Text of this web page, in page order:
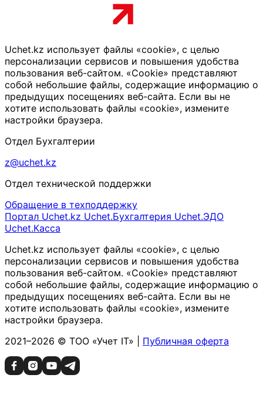
Uchet.kz использует файлы «cookie», с целью
персонализации сервисов и повышения удобства
пользования веб-сайтом. «Cookie» представляют
собой небольшие файлы, содержащие информацию о
предыдущих посещениях веб-сайта. Если вы не
хотите использовать файлы «cookie», измените
настройки браузера.
Отдел Бухгалтерии
z@uchet.kz
Отдел технической поддержки
Обращение в техподдержку
Портал Uchet.kz Uchet.Бухгалтерия Uchet.ЭДО
Uchet.Касса
Uchet.kz использует файлы «cookie», с целью
персонализации сервисов и повышения удобства
пользования веб-сайтом. «Cookie» представляют
собой небольшие файлы, содержащие информацию о
предыдущих посещениях веб-сайта. Если вы не
хотите использовать файлы «cookie», измените
настройки браузера.
2021–2026 © ТОО «Учет IT» | Публичная оферта